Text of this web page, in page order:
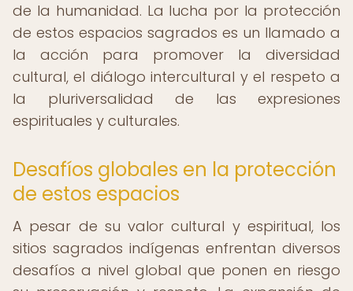
de la humanidad. La lucha por la protección
de estos espacios sagrados es un llamado a
la acción para promover la diversidad
cultural, el diálogo intercultural y el respeto a
la pluriversalidad de las expresiones
espirituales y culturales.
Desafíos globales en la protección
de estos espacios
A pesar de su valor cultural y espiritual, los
sitios sagrados indígenas enfrentan diversos
desafíos a nivel global que ponen en riesgo